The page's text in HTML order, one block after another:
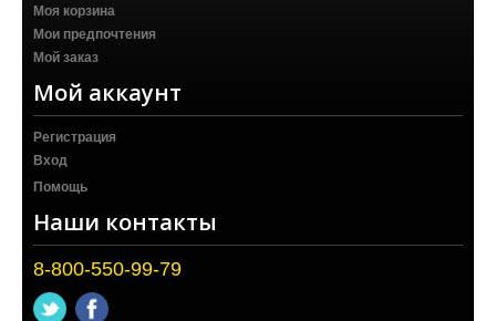
Моя корзина
Мои предпочтения
Мой заказ
Мой аккаунт
Регистрация
Вход
Помощь
Наши контакты
8-800-550-99-79